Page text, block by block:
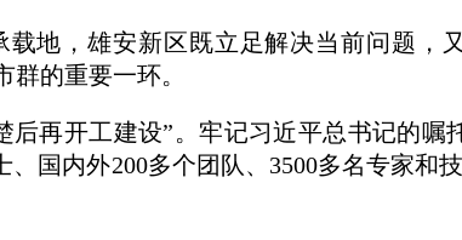
地，雄安新区既立足解决当前问题，
的重要一环。
后再开工建设”。牢记习近平总书记的嘱
国内外200多个团队、3500多名专家和